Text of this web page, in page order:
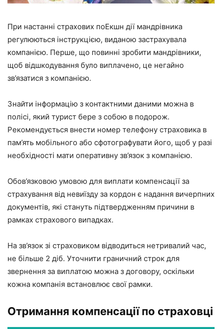
При настанні страхових поЕкшн дії мандрівника
регулюються інструкцією, виданою застрахувала
компанією. Перше, що повинні зробити мандрівники,
щоб відшкодування було виплачено, це негайно
зв’язатися з компанією.
Знайти інформацію з контактними даними можна в
полісі, який турист бере з собою в подорож.
Рекомендується внести номер телефону страховика в
пам’ять мобільного або сфотографувати його, щоб у разі
необхідності мати оперативну зв’язок з компанією.
Обов’язковою умовою для виплати компенсації за
страхування від невиїзду за кордон є надання вичерпних
документів, які стануть підтвердженням причини в
рамках страхового випадках.
На зв’язок зі страховиком відводиться нетривалий час,
не більше 2 діб. Уточнити граничний строк для
звернення за виплатою можна з договору, оскільки
кожна компанія встановлює свої рамки.
Отримання компенсації по страховці